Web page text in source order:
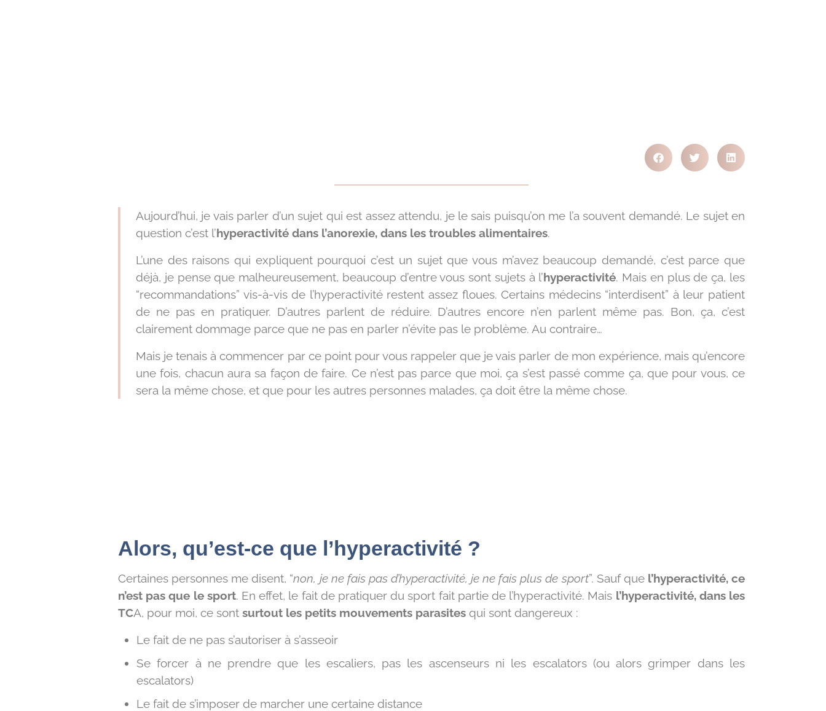
Aujourd’hui, je vais parler d’un sujet qui est assez attendu, je le sais puisqu’on me l’a souvent demandé. Le sujet en
question c’est l’hyperactivité dans l’anorexie, dans les troubles alimentaires.
L’une des raisons qui expliquent pourquoi c’est un sujet que vous m’avez beaucoup demandé, c’est parce que
déjà, je pense que malheureusement, beaucoup d’entre vous sont sujets à l’hyperactivité. Mais en plus de ça, les
“recommandations” vis-à-vis de l’hyperactivité restent assez floues. Certains médecins “interdisent” à leur patient
de ne pas en pratiquer. D’autres parlent de réduire. D’autres encore n’en parlent même pas. Bon, ça, c’est
clairement dommage parce que ne pas en parler n’évite pas le problème. Au contraire…
Mais je tenais à commencer par ce point pour vous rappeler que je vais parler de mon expérience, mais qu’encore
une fois, chacun aura sa façon de faire. Ce n’est pas parce que moi, ça s’est passé comme ça, que pour vous, ce
sera la même chose, et que pour les autres personnes malades, ça doit être la même chose.
Alors, qu’est-ce que l’hyperactivité ?
Certaines personnes me disent, “non, je ne fais pas d’hyperactivité, je ne fais plus de sport”. Sauf que l’hyperactivité, ce
n’est pas que le sport. En effet, le fait de pratiquer du sport fait partie de l’hyperactivité. Mais l’hyperactivité, dans les
TCA, pour moi, ce sont surtout les petits mouvements parasites qui sont dangereux :
Le fait de ne pas s’autoriser à s’asseoir
Se forcer à ne prendre que les escaliers, pas les ascenseurs ni les escalators (ou alors grimper dans les
escalators)
Le fait de s’imposer de marcher une certaine distance